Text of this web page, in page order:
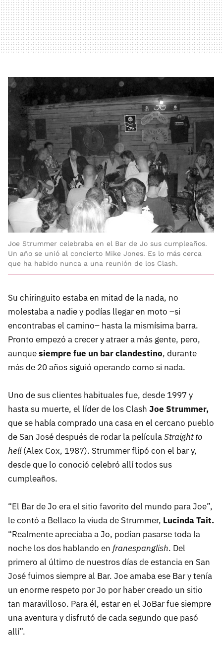
Joe Strummer celebraba en el Bar de Jo sus cumpleaños.
Un año se unió al concierto Mike Jones. Es lo más cerca
que ha habido nunca a una reunión de los Clash.
Su chiringuito estaba en mitad de la nada, no
molestaba a nadie y podías llegar en moto –si
encontrabas el camino– hasta la mismísima barra.
Pronto empezó a crecer y atraer a más gente, pero,
aunquesiempre fue un bar clandestino, durante
más de 20 años siguió operando como si nada.
Uno de sus clientes habituales fue, desde 1997 y
hasta su muerte, el líder de los Clash Joe Strummer,
que se había comprado una casa en el cercano pueblo
de San José después de rodar la películaStraight to
hell(Alex Cox, 1987). Strummer flipó con el bar y,
desde que lo conoció celebró allí todos sus
cumpleaños.
“El Bar de Jo era el sitio favorito del mundo para Joe”,
le contó a Bellaco la viuda de Strummer, Lucinda Tait.
“Realmente apreciaba a Jo, podían pasarse toda la
noche los dos hablando en franespanglish. Del
primero al último de nuestros días de estancia en San
José fuimos siempre al Bar. Joe amaba ese Bar y tenía
un enorme respeto por Jo por haber creado un sitio
tan maravilloso. Para él, estar en el JoBar fue siempre
una aventura y disfrutó de cada segundo que pasó
allí”.